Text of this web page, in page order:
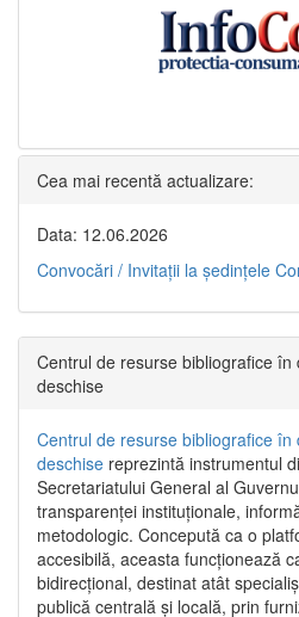
Cea mai recentă actualizare:
Data: 12.06.2026
Convocări / Invitaţii la şedinţele
Centrul de resurse bibliografice
deschise
Centrul de resurse bibliografice
deschise reprezintă instrumentul
Secretariatului General al
transparenței instituționale,
metodologic. Concepută ca o
accesibilă, aceasta funcționează
bidirecțional, destinat atât
publică centrală și locală, prin